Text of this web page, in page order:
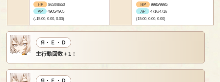
HP
8650/8650
AP
4905/4905
(-15.00, 0.00, 0.00)
HP
9985/9985
AP
4716/4716
(15.00, 0.00, 0.00)
Я・Ｅ・Ｄ
主行動回数＋1！
Я・Ｅ・Ｄ